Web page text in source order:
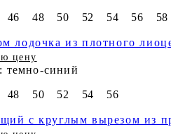
46 48 50 52 54 56 58
лодочка из плотного
цену
темно-синий
48 50 52 54 56
с круглым вырезом из